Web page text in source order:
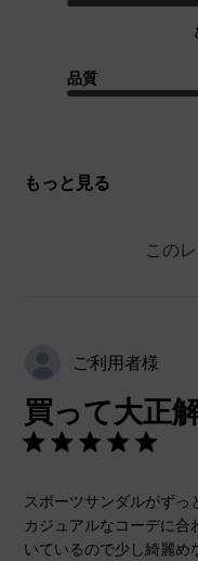
品質
もっと見る
この
ご利用者様
買って大正
スポーツサンダルがずっ
カジュアルなコーデに
いているので少し綺麗め